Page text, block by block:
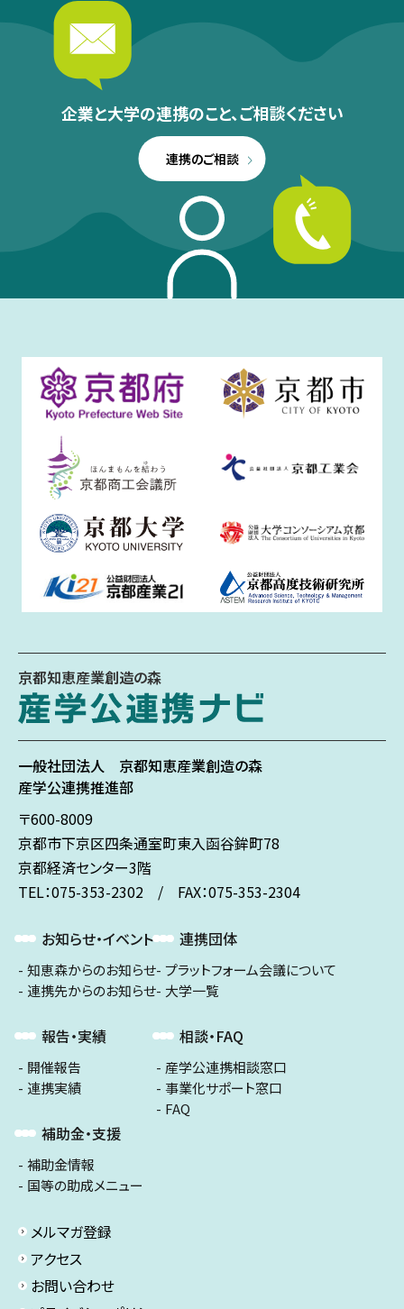
企業と大学の連携のこと、ご相談ください
連携のご相談
京都知恵産業創造の森
一般社団法人 京都知恵産業創造の森
産学公連携推進部
〒600-8009
京都市下京区四条通室町東入函谷鉾町78
京都経済センター3階
TEL：075-353-2302 / FAX：075-353-2304
お知らせ・イベント
知恵森からのお知らせ
連携先からのお知らせ
報告・実績
開催報告
連携実績
補助金・支援
補助金情報
国等の助成メニュー
連携団体
プラットフォーム会議について
大学一覧
相談・FAQ
産学公連携相談窓口
事業化サポート窓口
FAQ
メルマガ登録
アクセス
お問い合わせ